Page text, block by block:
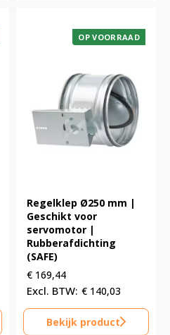
OP VOORRAAD
Regelklep Ø250 mm |
Geschikt voor
servomotor |
Rubberafdichting
(SAFE)
€ 169,44
€ 140,03
Bekijk product